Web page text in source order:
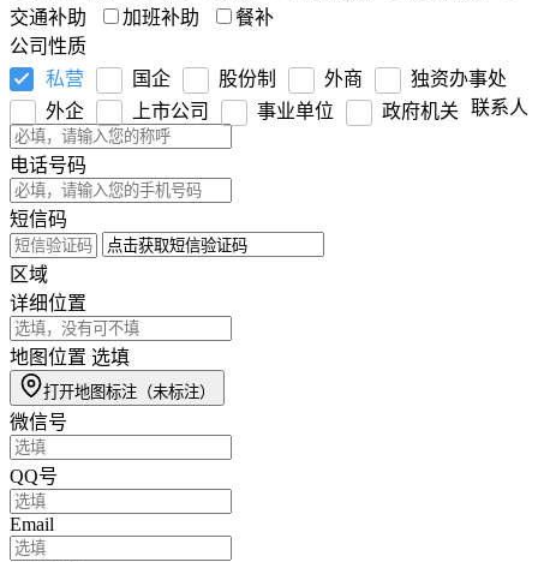
交通补助
加班补助
餐补
公司性质
私营
国企 股份制 外商
独资办事处
外企
上市公司 事业单位 政府机关 联系人
电话号码
短信码
区域
详细位置
地图位置 选填
打开地图标注 （未标注）
微信号
QQ号
Email